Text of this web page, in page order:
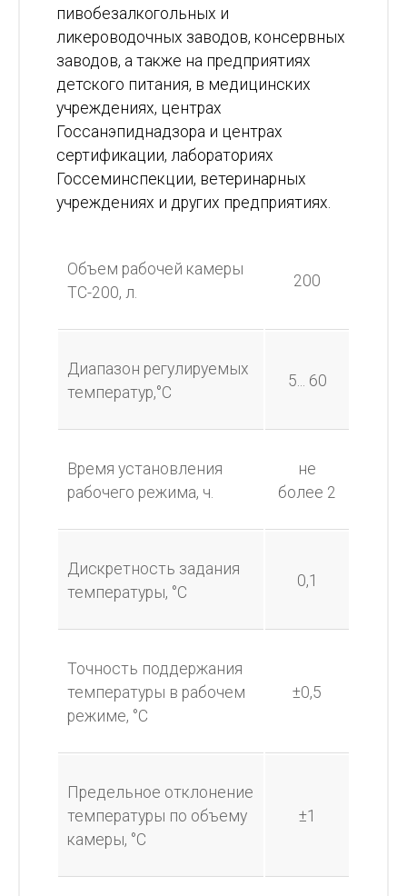
пивобезалкогольных и
ликероводочных заводов, консервных
заводов, а также на предприятиях
детского питания, в медицинских
учреждениях, центрах
Госсанэпиднадзора и центрах
сертификации, лабораториях
Госсеминспекции, ветеринарных
учреждениях и других предприятиях.
Объем рабочей камеры
ТС-200, л.
200
Диапазон регулируемых
температур,°С
5... 60
Время установления
рабочего режима, ч.
не
более 2
Дискретность задания
температуры, °С
0,1
Точность поддержания
температуры в рабочем
режиме, °С
±0,5
Предельное отклонение
температуры по объему
камеры, °С
±1